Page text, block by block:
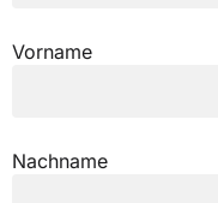
Vorname
Nachname